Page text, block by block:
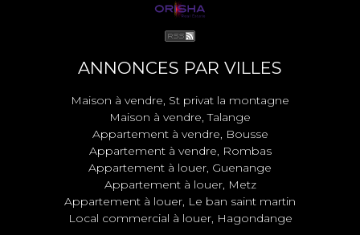
ANNONCES PAR VILLES
Maison à vendre, St privat la montagne
Maison à vendre, Talange
Appartement à vendre, Bousse
Appartement à vendre, Rombas
Appartement à louer, Guenange
Appartement à louer, Metz
Appartement à louer, Le ban saint martin
Local commercial à louer, Hagondange